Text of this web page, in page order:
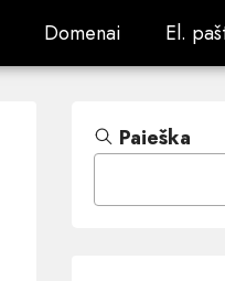
Domenai
Domenai El.
El.
Paieška